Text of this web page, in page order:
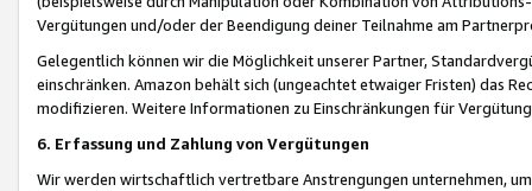
Vergütungen und/oder der Beendigung deiner Teilnahme am
Gelegentlich können wir die Möglichkeit unserer Partner,
einschränken. Amazon behält sich (ungeachtet etwaiger Fristen) das
modifizieren. Weitere Informationen zu Einschränkungen für
6. Erfassung und Zahlung von Vergütungen
Wir werden wirtschaftlich vertretbare Anstrengungen unternehmen,